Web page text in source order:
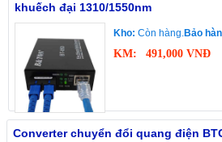
khuếch đại 1310/1550nm
Kho: Còn hàng.Bảo
KM: 491,000 VNĐ
Converter chuyển đổi quang điện